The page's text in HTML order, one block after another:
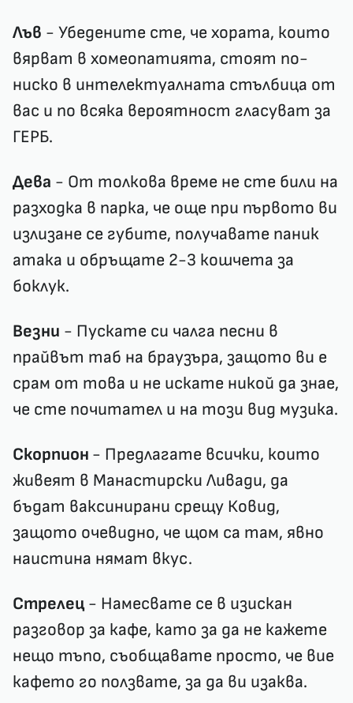
Лъв - Убедените сте, че хората, които
вярват в хомеопатията, стоят по-
ниско в интелектуалната стълбица от
вас и по всяка вероятност гласуват за
ГЕРБ.
Дева - От толкова време не сте били на
разходка в парка, че още при първото ви
излизане се губите, получавате паник
атака и обръщате 2-3 кошчета за
боклук.
Везни - Пускате си чалга песни в
прайвът таб на браузъра, защото ви е
срам от това и не искате никой да знае,
че сте почитател и на този вид музика.
Скорпион - Предлагате всички, които
живеят в Манастирски Ливади, да
бъдат ваксинирани срещу Ковид,
защото очевидно, че щом са там, явно
наистина нямат вкус.
Стрелец- Намесвате се в изискан
разговор за кафе, като за да не кажете
нещо тъпо, съобщавате просто, че вие
кафето го ползвате, за да ви изаква.